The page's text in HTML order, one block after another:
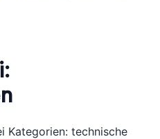
Kategorien: technische